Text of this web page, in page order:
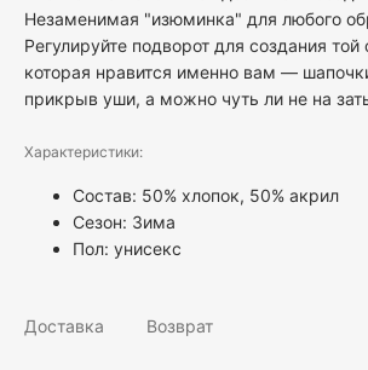
Незаменимая "изюминка" для любого
Регулируйте подворот для создания
которая нравится именно вам —
прикрыв уши, а можно чуть ли не на
Характеристики:
Состав: 50% хлопок, 50% акрил
Сезон: Зима
Пол: унисекс
Доставка Возврат